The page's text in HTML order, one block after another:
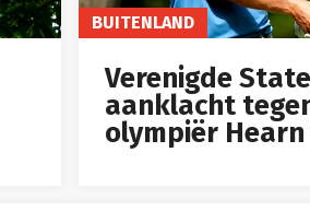
BUITENLAND
Verenigde
aanklacht
olympiër